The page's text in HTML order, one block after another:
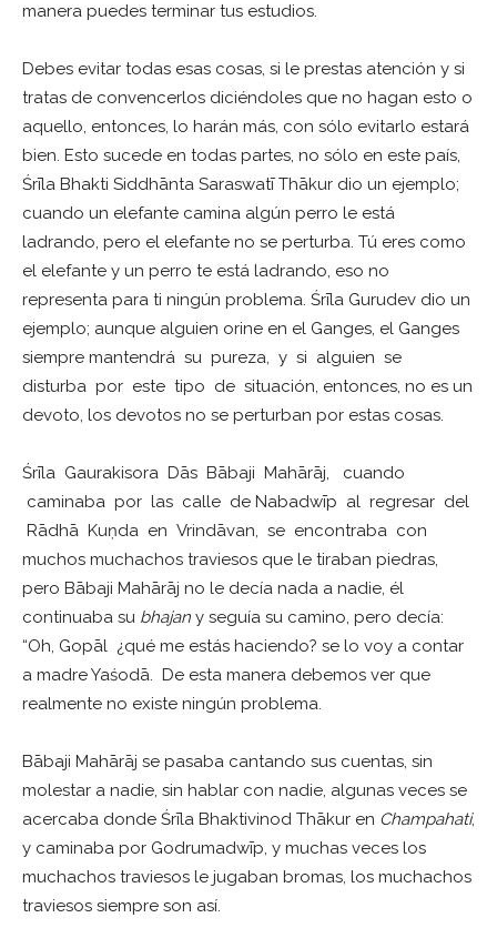
manera puedes terminar tus estudios.
Debes evitar todas esas cosas, si le prestas atención y si
tratas de convencerlos diciéndoles que no hagan esto o
aquello, entonces, lo harán más, con sólo evitarlo estará
bien. Esto sucede en todas partes, no sólo en este país,
Śrīla Bhakti Siddhānta Saraswatī Thākur dio un ejemplo;
cuando un elefante camina algún perro le está
ladrando, pero el elefante no se perturba. Tú eres como
el elefante y un perro te está ladrando, eso no
representa para ti ningún problema. Śrīla Gurudev dio un
ejemplo; aunque alguien orine en el Ganges, el Ganges
siempre mantendrá su pureza, y si alguien se
disturba por este tipo de situación, entonces, no es un
devoto, los devotos no se perturban por estas cosas.
Śrīla Gaurakisora Dās Bābaji Mahārāj, cuando
caminaba por las calle de Nabadwīp al regresar del
Rādhā Kuṇda en Vrindāvan, se encontraba con
muchos muchachos traviesos que le tiraban piedras,
pero Bābaji Mahārāj no le decía nada a nadie, él
continuaba su bhajan y seguía su camino, pero decía:
“Oh, Gopāl ¿qué me estás haciendo? se lo voy a contar
a madre Yaśodā. De esta manera debemos ver que
realmente no existe ningún problema.
Bābaji Mahārāj se pasaba cantando sus cuentas, sin
molestar a nadie, sin hablar con nadie, algunas veces se
acercaba donde Śrīla Bhaktivinod Thākur en Champahati,
y caminaba por Godrumadwīp, y muchas veces los
muchachos traviesos le jugaban bromas, los muchachos
traviesos siempre son así.